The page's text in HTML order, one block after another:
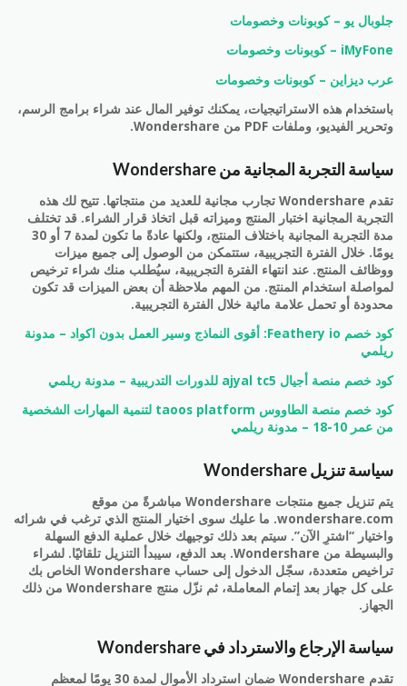
جلوبال يو – كوبونات وخصومات
iMyFone – كوبونات وخصومات
عرب ديزاين – كوبونات وخصومات
باستخدام هذه الاستراتيجيات، يمكنك توفير المال عند شراء برامج الرسم،
وتحرير الفيديو، وملفات PDF من Wondershare.
سياسة التجربة المجانية من Wondershare
تقدم Wondershare تجارب مجانية للعديد من منتجاتها. تتيح لك هذه
التجربة المجانية اختبار المنتج وميزاته قبل اتخاذ قرار الشراء. قد تختلف
مدة التجربة المجانية باختلاف المنتج، ولكنها عادةً ما تكون لمدة 7 أو 30
يومًا. خلال الفترة التجريبية، ستتمكن من الوصول إلى جميع ميزات
ووظائف المنتج. عند انتهاء الفترة التجريبية، سيُطلب منك شراء ترخيص
لمواصلة استخدام المنتج. من المهم ملاحظة أن بعض الميزات قد تكون
محدودة أو تحمل علامة مائية خلال الفترة التجريبية.
كود خصم Feathery io: أقوى النماذج وسير العمل بدون اكواد – مدونة
ريلمي
كود خصم منصة أجيال ajyal tc5 للدورات التدريبية – مدونة ريلمي
كود خصم منصة الطاووس taoos platform لتنمية المهارات الشخصية
من عمر 10-18 – مدونة ريلمي
سياسة تنزيل Wondershare
يتم تنزيل جميع منتجات Wondershare مباشرةً من موقع
wondershare.com. ما عليك سوى اختيار المنتج الذي ترغب في شرائه
واختيار “اشترِ الآن”. سيتم بعد ذلك توجيهك خلال عملية الدفع السهلة
والبسيطة من Wondershare. بعد الدفع، سيبدأ التنزيل تلقائيًا. لشراء
تراخيص متعددة، سجّل الدخول إلى حساب Wondershare الخاص بك
على كل جهاز بعد إتمام المعاملة، ثم نزّل منتج Wondershare من ذلك
الجهاز.
سياسة الإرجاع والاسترداد في Wondershare
تقدم Wondershare ضمان استرداد الأموال لمدة 30 يومًا لمعظم